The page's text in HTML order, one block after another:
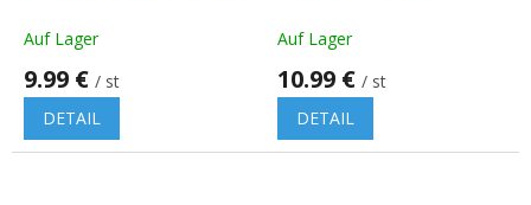
Auf Lager
9.99 € / st
DETAIL
Auf Lager
10.99 € / st
DETAIL